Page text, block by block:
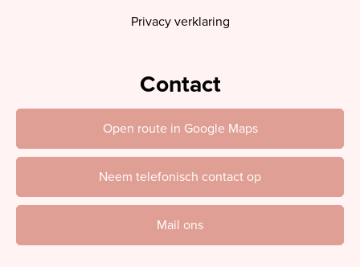
Privacy verklaring
Contact
Open route in Google Maps
Neem telefonisch contact op
Mail ons